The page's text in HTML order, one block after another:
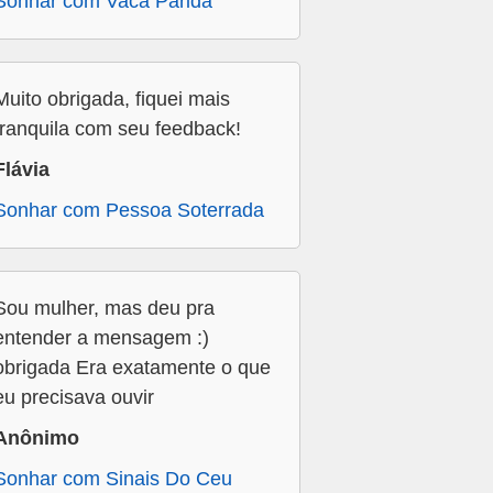
obrigada, fiquei mais
com seu feedback!
com Pessoa Soterrada
mulher, mas deu pra
a mensagem :)
Era exatamente o que
precisava ouvir
com Sinais Do Ceu